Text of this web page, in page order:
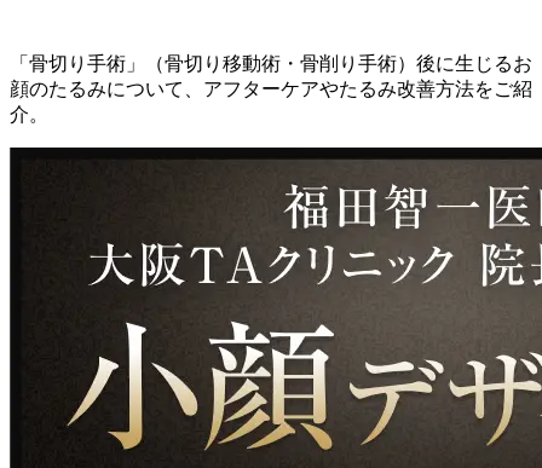
「骨切り手術」（骨切り移動術・骨削り手術）後に生じるお
顔のたるみについて、アフターケアやたるみ改善方法をご紹
介。